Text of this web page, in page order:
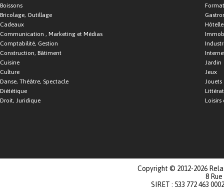
Boissons
Bricolage, Outillage
Cadeaux
Communication , Marketing et Médias
Comptabilité, Gestion
Construction, Bâtiment
Cuisine
Culture
Danse, Théâtre, Spectacle
Diététique
Droit, Juridique
Jardin
Jeux
Jouets
Loisirs
Copyright © 2012-2026
8
SIRET : 533 772 463